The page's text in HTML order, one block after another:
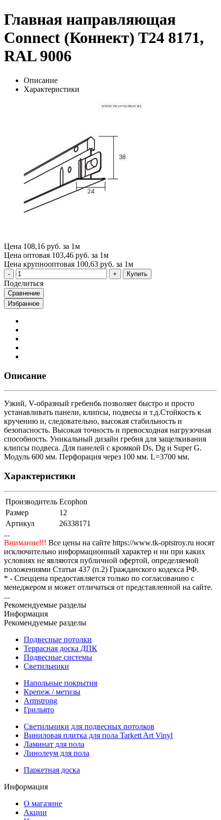
Главная направляющая
Connect (Коннект) T24 8171,
RAL 9006
Описание
Характеристики
Цена 108,16 руб. за 1м
Цена оптовая 103,46 руб. за 1м
Цена крупнооптовая 100,63 руб. за 1м
Купить
Поделиться
Сравнение
Избранное
Описание
Узкий, V-образный гребенбь позволяет быстро и просто
устанавливать панели, клипсы, подвесы и т.д.Стойкость к
кручению и, следовательно, высокая стабильность и
безопасность. Высокая точность и превосходная нагрузочная
способность. Уникальный дизайн гребня для защелкивания
клипсы подвеса. Для панелей с кромкой Ds, Dg и Super G.
Модуль 600 мм. Перфорация через 100 мм. L=3700 мм.
Характеристики
Производитель Ecophon
Размер
12
Артикул
26338171
...
Внимание!!! Все цены на сайте https://www.tk-optstroy.ru носят
исключительно информационный характер и ни при каких
условиях не являются публичной офертой, определяемой
положениями Статьи 437 (п.2) Гражданского кодекса РФ.
* - Спеццена предоставляется только по согласованию с
менеджером и может отличаться от представленной на сайте.
...
Рекомендуемые разделы
Информация
Рекомендуемые разделы
Подвесные потолки
Террасная доска ДПК
Подвесные системы
Светильники
Напольные покрытия
Крепеж / метизы
Armstrong
Грильято
Светильники для подвесных потолков
Виниловая плитка для пола Tarkett Art Vinyl
Ламинат для пола
Линолеум для пола
Паркетная доска
Информация
О магазине
Акции